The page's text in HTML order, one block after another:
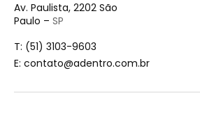
Av. Paulista, 2202 São
Paulo – SP
T: (51) 3103-9603
E: contato@adentro.com.br